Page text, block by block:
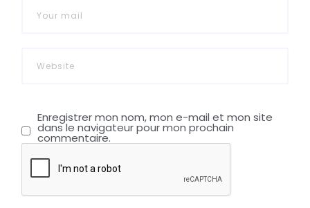
Enregistrer mon nom, mon e-mail et mon site
dans le navigateur pour mon prochain
commentaire.